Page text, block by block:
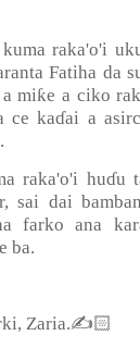
raka'o'i
Fatiha da
miƙe a ciko
ce kaɗai a
raka'o'i huɗu
sai dai
farko ana
ba.
Zaria.✍🏻